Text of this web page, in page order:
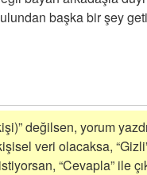
başka bir şey
değilsen, yorum
veri olacaksa,
“Cevapla” ile